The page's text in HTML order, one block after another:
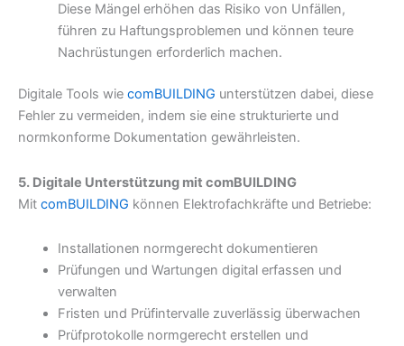
Diese Mängel erhöhen das Risiko von Unfällen,
führen zu Haftungsproblemen und können teure
Nachrüstungen erforderlich machen.
Digitale Tools wie comBUILDING unterstützen dabei, diese
Fehler zu vermeiden, indem sie eine strukturierte und
normkonforme Dokumentation gewährleisten.
5. Digitale Unterstützung mit comBUILDING
Mit comBUILDING können Elektrofachkräfte und Betriebe:
Installationen normgerecht dokumentieren
Prüfungen und Wartungen digital erfassen und
verwalten
Fristen und Prüfintervalle zuverlässig überwachen
Prüfprotokolle normgerecht erstellen und